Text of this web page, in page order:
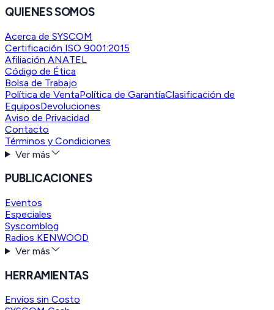
QUIENES SOMOS
Acerca de SYSCOM
Certificación ISO 9001:2015
Afiliación ANATEL
Código de Ética
Bolsa de Trabajo
Política de VentaPolítica de GarantíaClasificación de
EquiposDevoluciones
Aviso de Privacidad
Contacto
Términos y Condiciones
Ver más
PUBLICACIONES
Eventos
Especiales
Syscomblog
Radios KENWOOD
Ver más
HERRAMIENTAS
Envíos sin Costo